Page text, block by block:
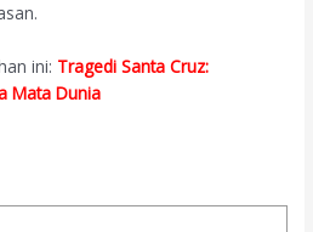
ini: Tragedi Santa Cruz:
Mata Dunia